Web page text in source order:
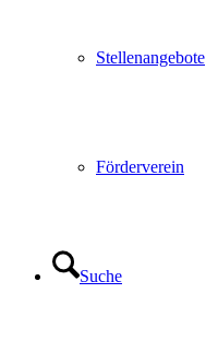
Stellenangebote
Förderverein
Suche